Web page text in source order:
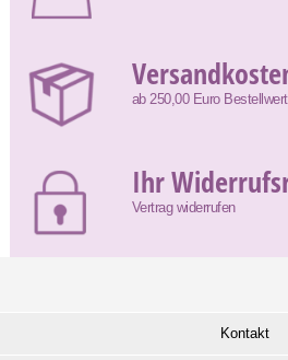
ab 250,00 Euro Bestellwert
Ihr
Vertrag widerrufen
Kontakt